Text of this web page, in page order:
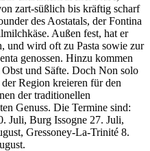
zart-süßlich bis kräftig scharf
des Aostatals, der Fontina
Außen fest, hat er
und wird oft zu Pasta sowie zur
genossen. Hinzu kommen
und Säfte. Doch Non solo
Region kreieren für den
der traditionellen
Genuss. Die Termine sind:
Juli, Burg Issogne 27. Juli,
Gressoney-La-Trinité 8.